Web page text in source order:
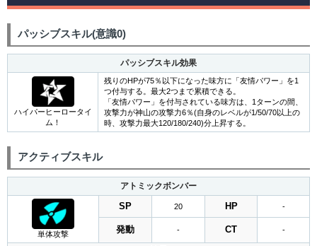
パッシブスキル(意識0)
パッシブスキル効果
ハイパーヒーロータイ
ム！
残りのHPが75％以下になった味方に「友情パワー」を1
つ付与する。最大2つまで累積できる。
「友情パワー」を付与されている味方は、1ターンの間、
攻撃力が神山の攻撃力6％(自身のレベルが1/50/70以上の
時、攻撃力最大120/180/240)分上昇する。
アクティブスキル
アトミックボンバー
単体攻撃
SP 20 HP -
発動 - CT -